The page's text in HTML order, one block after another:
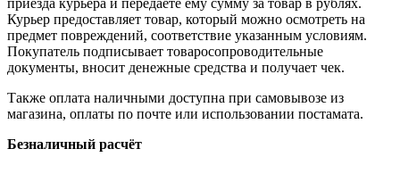
приезда курьера и передаёте ему сумму за товар в рублях.
Курьер предоставляет товар, который можно осмотреть на
предмет повреждений, соответствие указанным условиям.
Покупатель подписывает товаросопроводительные
документы, вносит денежные средства и получает чек.
Также оплата наличными доступна при самовывозе из
магазина, оплаты по почте или использовании постамата.
Безналичный расчёт